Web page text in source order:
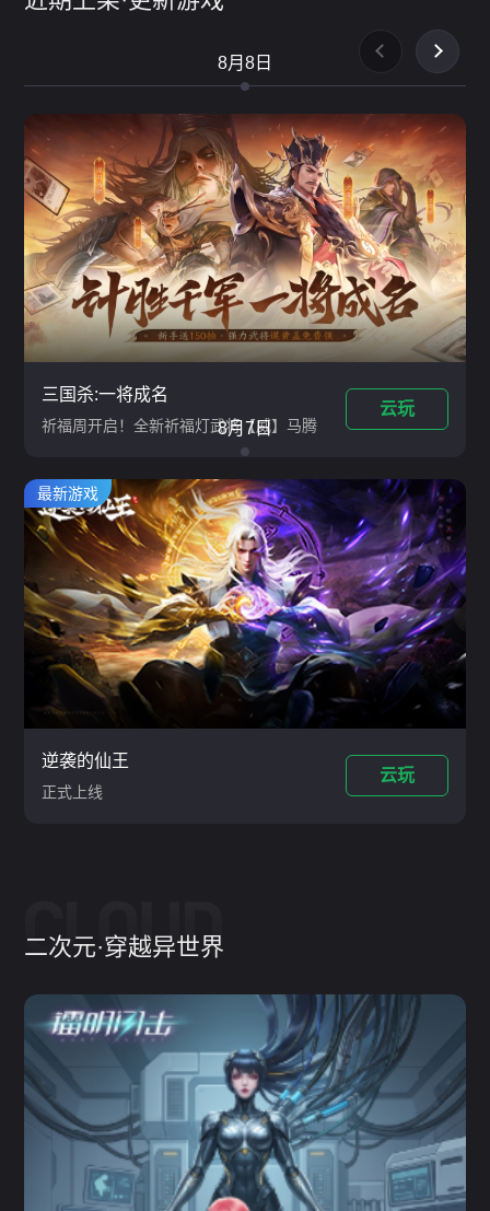
三国杀:一将成名
祈福周开启！全新祈福灯武将【威】马腾
上线！【威御九霄*威曹丕】&amp;【鹊
上新，版本期间消费送祈福灯
云玩
8月8日
最新游戏
逆袭的仙王
正式上线
云玩
8月7日
二次元·穿越异世界